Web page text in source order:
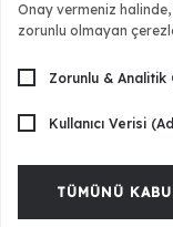
Gardens Kitap
Onay vermeniz halinde,
zorunlu olmayan
Zorunlu & Analitik
Kullanıcı Verisi
TÜMÜNÜ